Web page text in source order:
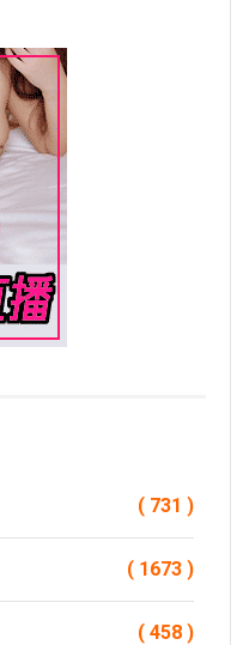
( 731 )
( 1673 )
( 458 )